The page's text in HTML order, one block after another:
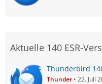
Aktuelle 140 ESR-
Thunderbird
Thunder 22. Juli